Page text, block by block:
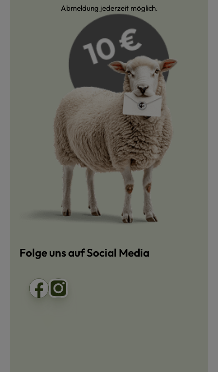
Abmeldung jederzeit möglich.
Folge uns auf Social Media